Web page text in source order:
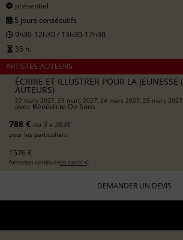
présentiel
5 jours consécutifs
9h30-12h30 / 13h30-17h30
35 h.
ARTISTES-AUTEURS
ÉCRIRE ET ILLUSTRER POUR LA JEUNESSE
AUTEURS)
22 mars 2027, 23 mars 2027, 24 mars 2027, 25 mars
avec Bénédicte De Soos
788 € ou 3 x 263€
pour les particuliers
1576 €
formation continue (en savoir +)
DEMANDER UN DEVIS